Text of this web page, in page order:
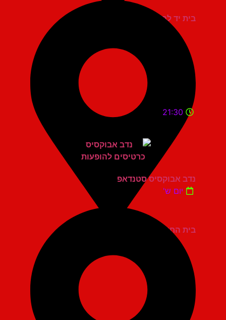
בית יד לבנים אשדוד
בית החייל תל אביב
21:30
נדב אבוקסיס סטנדאפ
יום ש'